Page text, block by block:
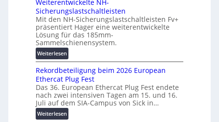
l
e
T
r
a
n
s
a
r
e
n
z
u
:
F
o
r
s
c
h
u
g
s
f
ö
o
l
t
a
-
X
2
0
2
7
w
i
r
d
Weiterentwickelte NH-
Sicherungslastschaltleisten
Mit den NH-Sicherungslastschaltleisten Fv+
präsentiert Hager eine weiterentwickelte
Lösung für das 185mm-
Sammelschienensystem.
Weiterlesen:
W
e
i
t
e
r
e
Rekordbeteiligung beim 2026 European
Ethercat Plug Fest
Das 36. European Ethercat Plug Fest endete
nach zwei intensiven Tagen am 15. und 16.
Juli auf dem SIA-Campus von Sick in…
Weiterlesen: